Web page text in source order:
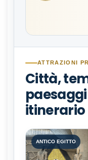
ATTRAZIONI
Città,
ANTICO EGITTO